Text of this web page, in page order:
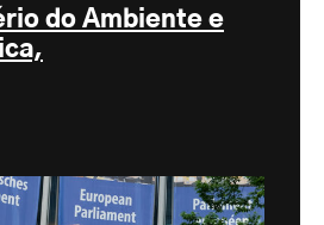
do Ambiente e